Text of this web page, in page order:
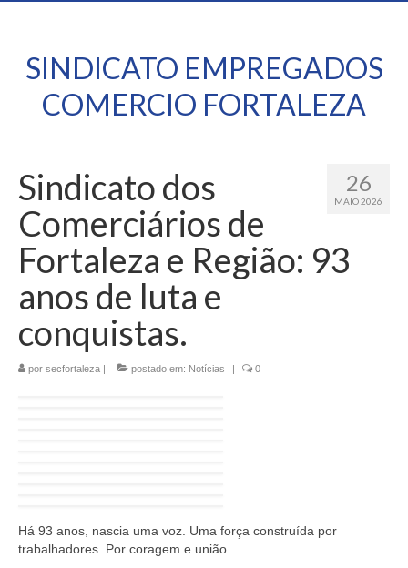
SINDICATO EMPREGADOS
COMERCIO FORTALEZA
26
MAIO 2026
Sindicato dos
Comerciários de
Fortaleza e Região: 93
anos de luta e
conquistas.
por secfortaleza | postado em: Notícias | 0
Há 93 anos, nascia uma voz. Uma força construída por
trabalhadores. Por coragem e união.